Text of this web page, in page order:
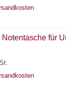
Notentasche für